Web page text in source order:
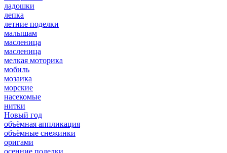
ладошки
лепка
летние поделки
малышам
масленица
масленица
мелкая моторика
мобиль
мозаика
морские
насекомые
нитки
Новый год
объёмная аппликация
объёмные снежинки
оригами
осенние поделки